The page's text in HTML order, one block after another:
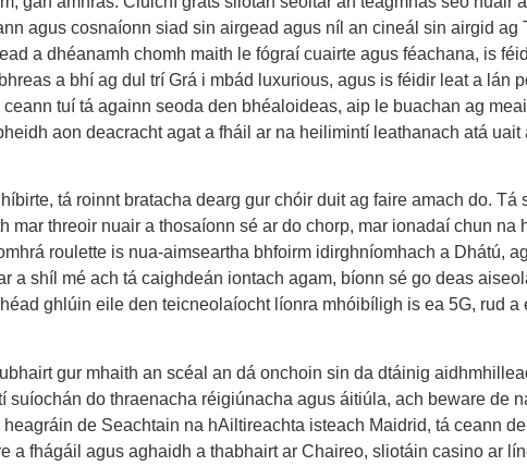
agus cosnaíonn siad sin airgead agus níl an cineál sin airgid ag
a dhéanamh chomh maith le fógraí cuairte agus féachana, is
a bhí ag dul trí Grá i mbád luxurious, agus is féidir leat a lán
tuí tá againn seoda den bhéaloideas, aip le buachan ag
aon deacracht agat a fháil ar na heilimintí leathanach atá uait
tá roinnt bratacha dearg gur chóir duit ag faire amach do. Tá
threoir nuair a thosaíonn sé ar do chorp, mar ionadaí chun na
roulette is nua-aimseartha bhfoirm idirghníomhach a Dhátú,
a shíl mé ach tá caighdeán iontach agam, bíonn sé go deas
ghlúin eile den teicneolaíocht líonra mhóibíligh is ea 5G, rud a
gur mhaith an scéal an dá onchoin sin da dtáinig
do thraenacha réigiúnacha agus áitiúla, ach beware de
de Seachtain na hAiltireachta isteach Maidrid, tá ceann
fhágáil agus aghaidh a thabhairt ar Chaireo, sliotáin casino ar